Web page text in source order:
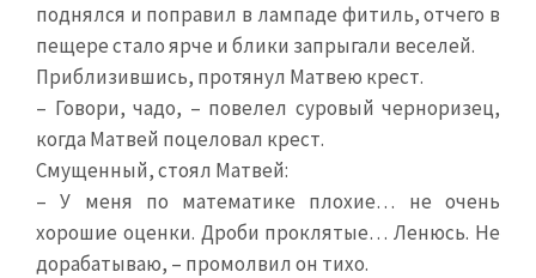
поднялся и поправил в лампаде фитиль, отчего в
пещере стало ярче и блики запрыгали веселей.
Приблизившись, протянул Матвею крест.
– Говори, чадо, – повелел суровый черноризец,
когда Матвей поцеловал крест.
Смущенный, стоял Матвей:
– У меня по математике плохие… не очень
хорошие оценки. Дроби проклятые… Ленюсь. Не
дорабатываю, – промолвил он тихо.